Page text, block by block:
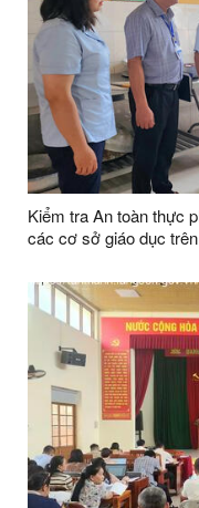
Kiểm tra An toàn thực
các cơ sở giáo dục